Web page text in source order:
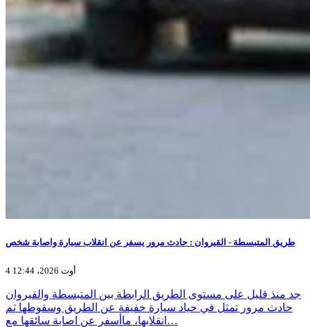
طريق المتبسطة - القيروان : حادث مرور يسفر عن انقلاب سيارة واصابة شخص
4 أوت 2026، 12:44
جد منذ قليل على مستوى الطريق الرابطة بين المتبسطة والقيروان
حادث مرور تمثل في حياد سيارة خفيفة عن الطريق وسقوطها ثم
انقلابها، ماأسفر عن اصابة سائقها مع…